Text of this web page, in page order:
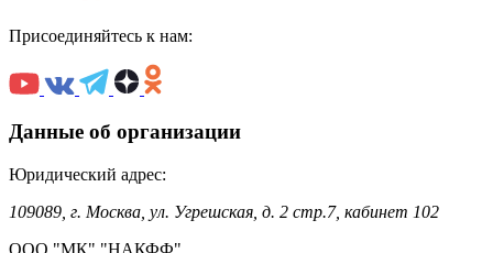
Присоединяйтесь к нам:
Данные об организации
Юридический адрес:
109089, г. Москва, ул. Угрешская, д. 2 стр.7, кабинет 102
ООО "МК" "НАКФФ"